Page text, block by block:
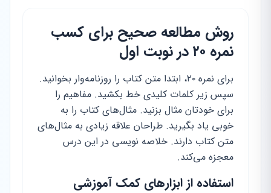
روش مطالعه صحیح برای کسب
نمره ۲۰ در نوبت اول
برای نمره ۲۰، ابتدا متن کتاب را روزنامه‌وار بخوانید.
سپس زیر کلمات کلیدی خط بکشید. مفاهیم را
برای خودتان مثال بزنید. مثال‌های کتاب را به
خوبی یاد بگیرید. طراحان علاقه زیادی به مثال‌های
متن کتاب دارند. خلاصه نویسی در این درس
معجزه می‌کند.
استفاده از ابزارهای کمک آموزشی